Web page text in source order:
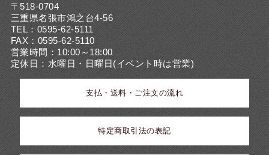
〒518-0704
三重県名張市鴻之台4-56
TEL：0595-62-5111
FAX：0595-62-5110
営業時間：10:00～18:00
定休日：水曜日・日曜日(イベント時は営業)
支払・送料・ご注文の流れ
特定商取引法の表記